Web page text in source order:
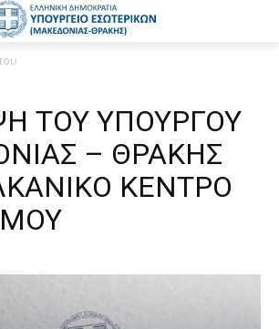
ΤΟΥ ΥΠΟΥΡΓΟΥ
– ΘΡΑΚΗΣ
ΚΕΝΤΡΟ